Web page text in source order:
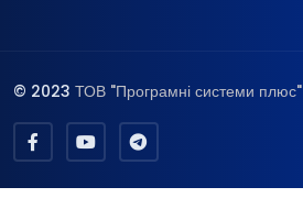
© 2023 ТОВ "Програмні системи плюс"